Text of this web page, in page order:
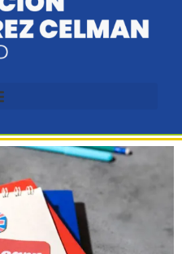
curso de
y